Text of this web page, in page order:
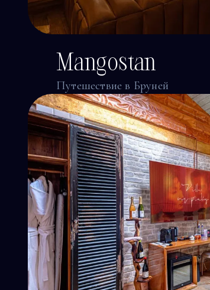
Mangostan
Путешествие в Бруней